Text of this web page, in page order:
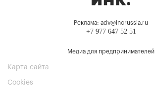
Реклама: adv@incrussia.ru
+7 977 647 52 51
Медиа для предпринимателей
Карта сайта
Cookies